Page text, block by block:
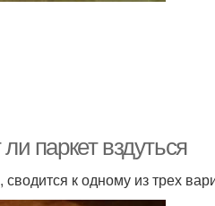
паркет вздуться
к одному из трех